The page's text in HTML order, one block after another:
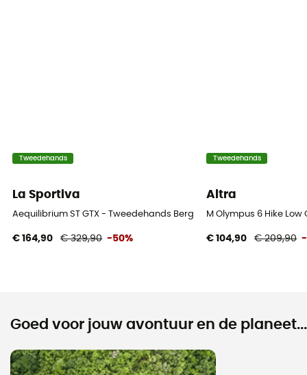
Tweedehands
La Sportiva
Aequilibrium ST GTX - Tweedehands Bergschoenen - Heren -
€ 164,90 € 329,90 -50%
Tweedehands
Altra
M Olympus 6 Hike
€ 104,90 € 209,90 -
Goed voor jouw avontuur en de planeet...